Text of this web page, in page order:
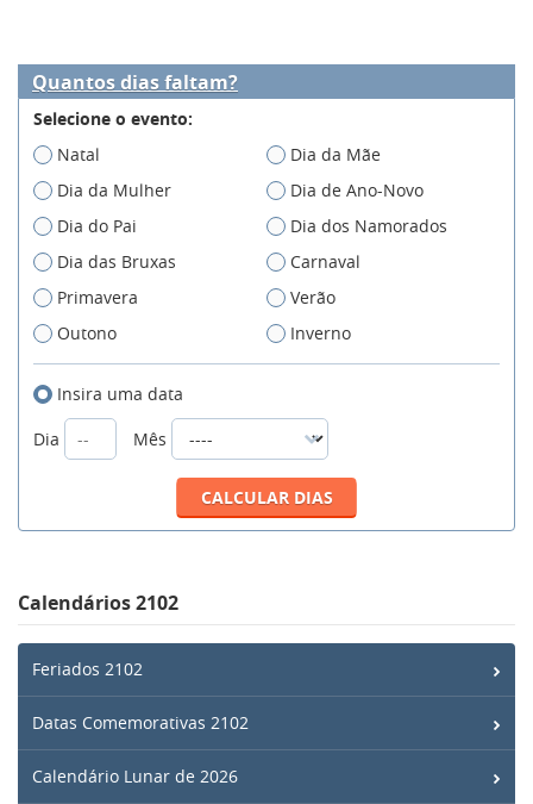
Quantos dias faltam?
Selecione o evento:
Natal
Dia da Mãe
Dia da Mulher
Dia de Ano-Novo
Dia do Pai
Dia dos Namorados
Dia das Bruxas
Carnaval
Primavera
Verão
Outono
Inverno
Insira uma data
Dia
Mês
Calendários 2102
Feriados 2102
Datas Comemorativas 2102
Calendário Lunar de 2026